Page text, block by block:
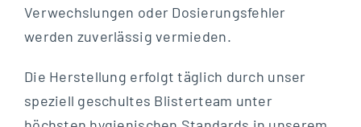
Verwechslungen oder Dosierungsfehler
werden zuverlässig vermieden.
Die Herstellung erfolgt täglich durch unser
speziell geschultes Blisterteam unter